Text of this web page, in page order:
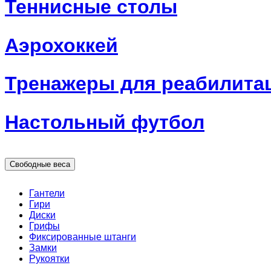
Теннисные столы
Аэрохоккей
Тренажеры для
Настольный футбол
Свободные веса
Гантели
Гири
Диски
Грифы
Фиксированные штанги
Замки
Рукоятки